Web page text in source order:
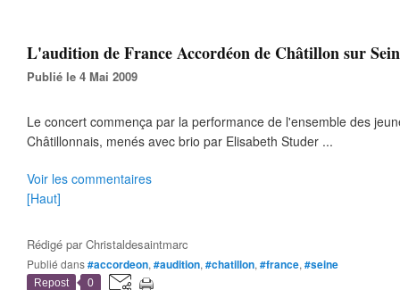
L'audition de France Accordéon de Châtillon sur
Publié le 4 Mai 2009
Le concert commença par la performance de l'ensemble des
Châtillonnais, menés avec brio par Elisabeth Studer ...
Voir les commentaires
[Haut]
Rédigé parChristaldesaintmarc
Publié dans#accordeon, #audition, #chatillon, #france, #seine
Repost 0